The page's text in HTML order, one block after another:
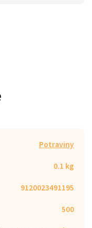
Potraviny
0.1 kg
9120023491195
500